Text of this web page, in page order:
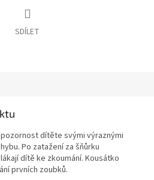
SDÍLET
dítěte svými výraznými
Po zatažení za šňůrku
dítě ke zkoumání. Kousátko
prvních zoubků.